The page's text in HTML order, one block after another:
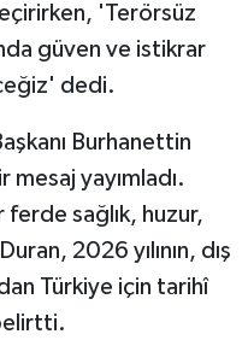
'Terörsüz
güven ve istikrar
dedi.
Burhanettin
mesaj yayımladı.
ferde sağlık, huzur,
2026 yılının, dış
Türkiye için tarihî